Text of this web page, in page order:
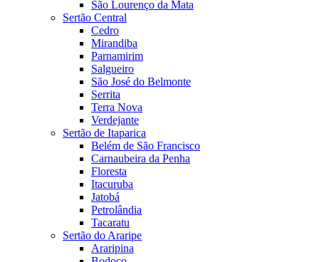
São Lourenço da Mata
Sertão Central
Cedro
Mirandiba
Parnamirim
Salgueiro
São José do Belmonte
Serrita
Terra Nova
Verdejante
Sertão de Itaparica
Belém de São Francisco
Carnaubeira da Penha
Floresta
Itacuruba
Jatobá
Petrolândia
Tacaratu
Sertão do Araripe
Araripina